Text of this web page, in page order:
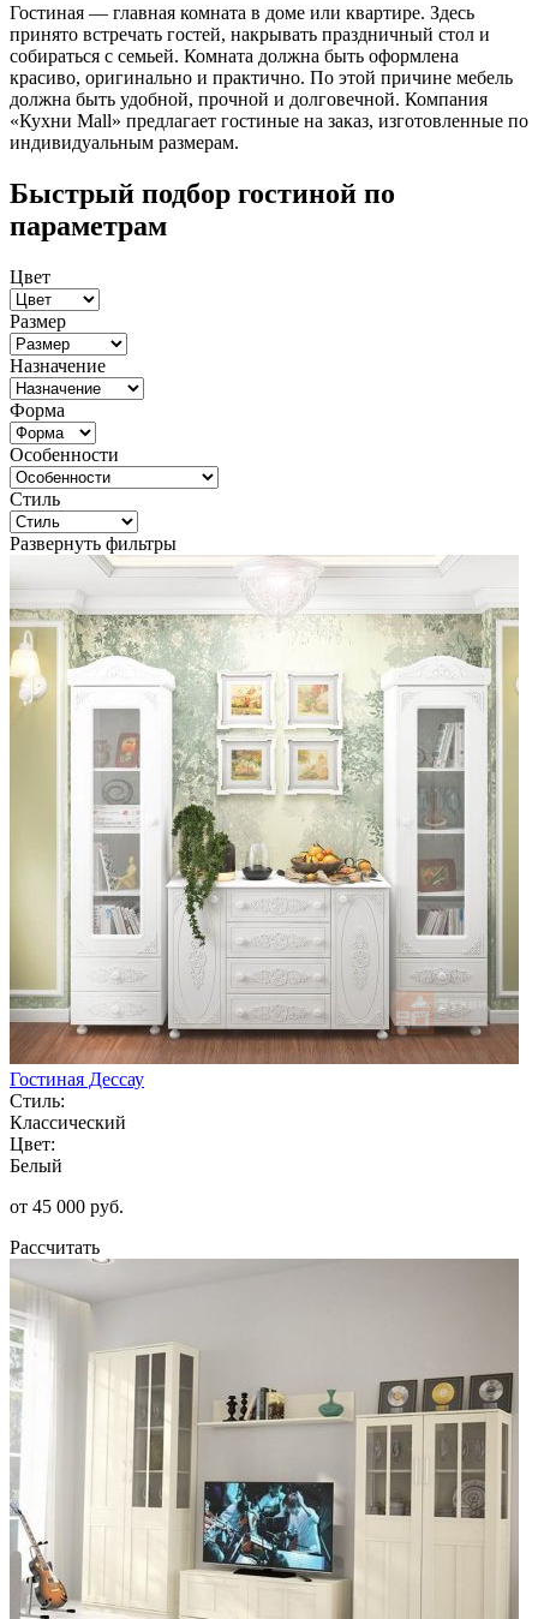
Гостиная — главная комната в доме или квартире. Здесь
принято встречать гостей, накрывать праздничный стол и
собираться с семьей. Комната должна быть оформлена
красиво, оригинально и практично. По этой причине мебель
должна быть удобной, прочной и долговечной. Компания
«Кухни Mall» предлагает гостиные на заказ, изготовленные по
индивидуальным размерам.
Быстрый подбор гостиной по
параметрам
Цвет
Размер
Назначение
Форма
Особенности
Стиль
Развернуть фильтры
Гостиная Дессау
Стиль:
Классический
Цвет:
Белый
от 45 000 руб.
Рассчитать